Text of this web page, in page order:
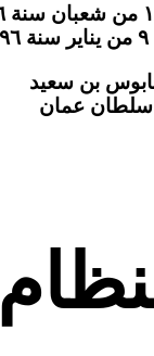
بن سعيد
سلطان عمان